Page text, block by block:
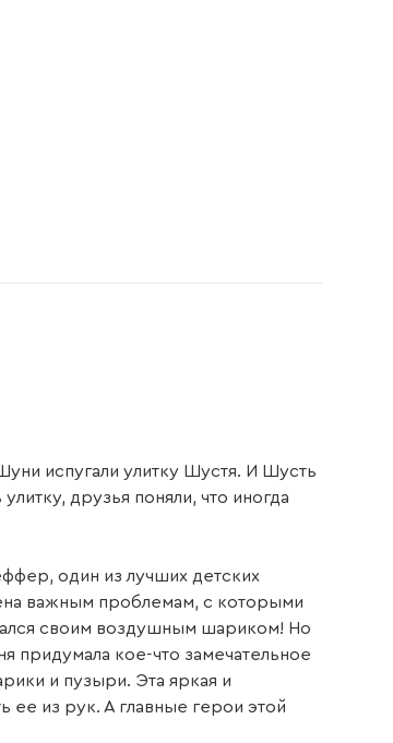
испугали улитку Шустя. И Шусть
друзья поняли, что иногда
один из лучших детских
важным проблемам, с которыми
своим воздушным шариком! Но
придумала кое-что замечательное
и пузыри. Эта яркая и
ее из рук. А главные герои этой